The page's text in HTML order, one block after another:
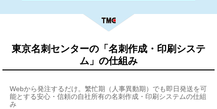
Webから発注するだけ。繁忙期（人事異動期）でも即日発送を可
能とする安心・信頼の自社所有の名刺作成・印刷システムの仕組
み